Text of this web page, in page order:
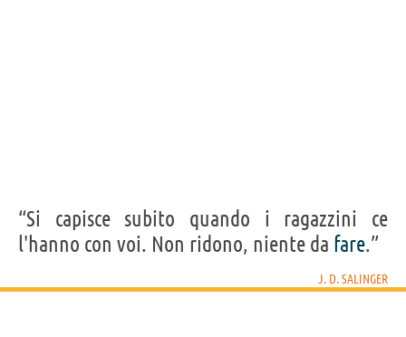
“Si capisce subito quando i ragazzini ce
l'hanno con voi. Non ridono, niente da fare.”
J. D. SALINGER